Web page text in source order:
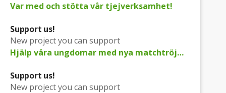
Var med och stötta vår tjejverksamhet!
Support us!
New project you can support
Hjälp våra ungdomar med nya matchtröjor!
Support us!
New project you can support